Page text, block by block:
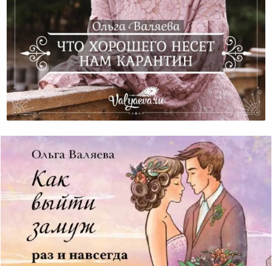
Что Хорошего Несет Нам Карантин